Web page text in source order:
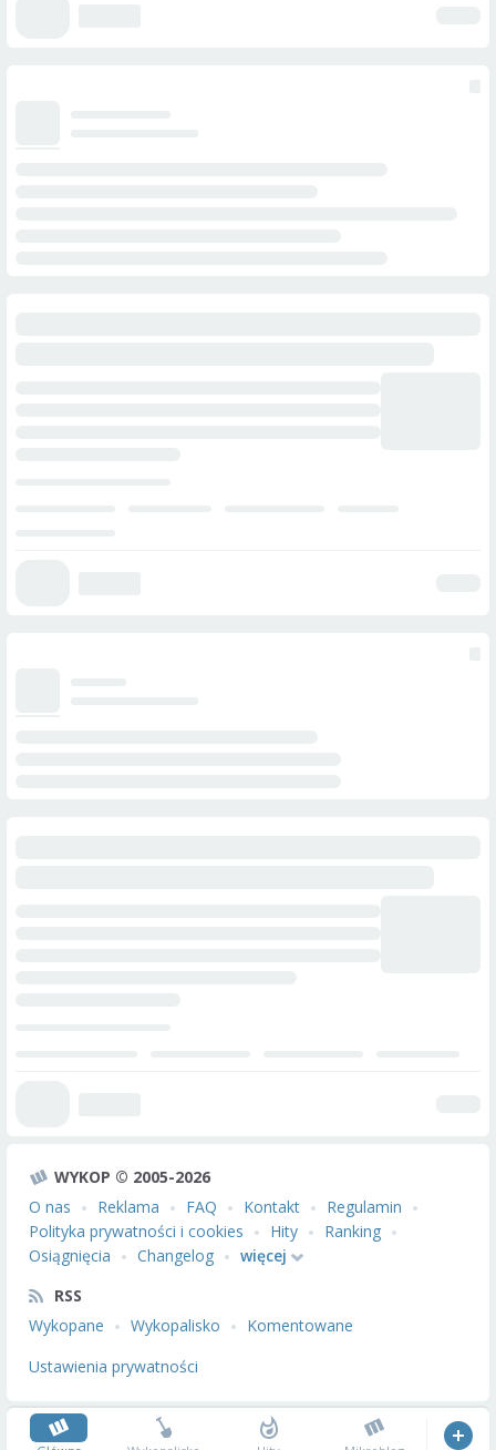
WYKOP © 2005-2026
O nas
Reklama FAQ Kontakt
Regulamin
Polityka prywatności i cookies
Hity
Ranking
Osiągnięcia
Changelog
więcej
RSS
Wykopane
Wykopalisko
Komentowane
Ustawienia prywatności